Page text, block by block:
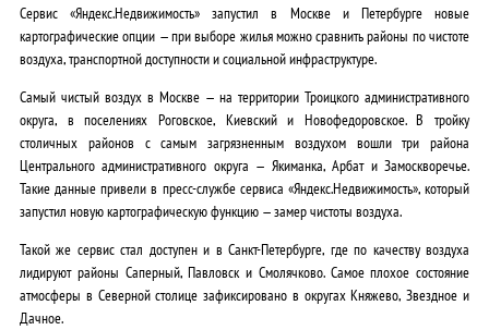
Сервис «Яндекс.Недвижимость» запустил в Москве и Петербурге новые
картографические опции — при выборе жилья можно сравнить районы по чистоте
воздуха, транспортной доступности и социальной инфраструктуре.
Самый чистый воздух в Москве — на территории Троицкого административного
округа, в поселениях Роговское, Киевский и Новофедоровское. В тройку
столичных районов с самым загрязненным воздухом вошли три района
Центрального административного округа — Якиманка, Арбат и Замоскворечье.
Такие данные привели в пресс-службе сервиса «Яндекс.Недвижимость», который
запустил новую картографическую функцию — замер чистоты воздуха.
Такой же сервис стал доступен и в Санкт-Петербурге, где по качеству воздуха
лидируют районы Саперный, Павловск и Смолячково. Самое плохое состояние
атмосферы в Северной столице зафиксировано в округах Княжево, Звездное и
Дачное.